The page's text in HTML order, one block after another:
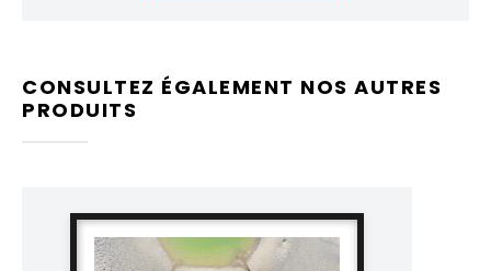
CONSULTEZ ÉGALEMENT NOS AUTRES
PRODUITS